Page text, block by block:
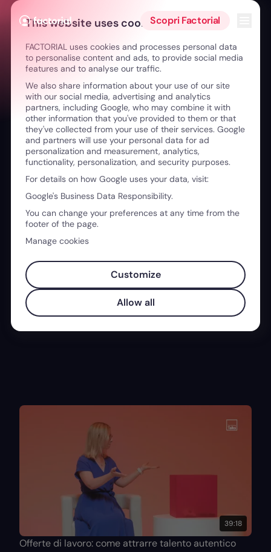
Vai al contenuto
Scopri Factorial
Crescita del team
BBQ del venerdì: benefit aziendale o cultura forte?
Madeleine Kern· Founder at Personalmarketing Kern
39:18
Offerte di lavoro: come attrarre talento autentico
This website uses cookies
FACTORIAL uses cookies and processes personal data
to personalise content and ads, to provide social media
features and to analyse our traffic.
We also share information about your use of our site
with our social media, advertising and analytics
partners, including Google, who may combine it with
other information that you've provided to them or that
they've collected from your use of their services. Google
and partners will use your personal data for ad
personalization and measurement, analytics,
functionality, personalization, and security purposes.
For details on how Google uses your data, visit:
Google's Business Data Responsibility.
You can change your preferences at any time from the
footer of the page.
Manage cookies
Customize
Allow all